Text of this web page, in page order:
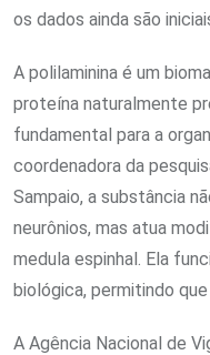
os dados ainda são
A polilaminina é um
proteína naturalmente
fundamental para a
coordenadora da
Sampaio, a substância
neurônios, mas atua
medula espinhal. Ela
biológica, permitindo
A Agência Nacional de